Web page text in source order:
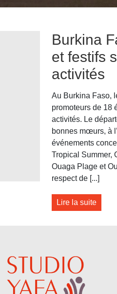
Burkina
et festifs
activités
Au Burkina Faso,
promoteurs de 18
activités. Le
bonnes mœurs, à
événements
Tropical Summer,
Ouaga Plage et
respect de [...]
Lire la suite